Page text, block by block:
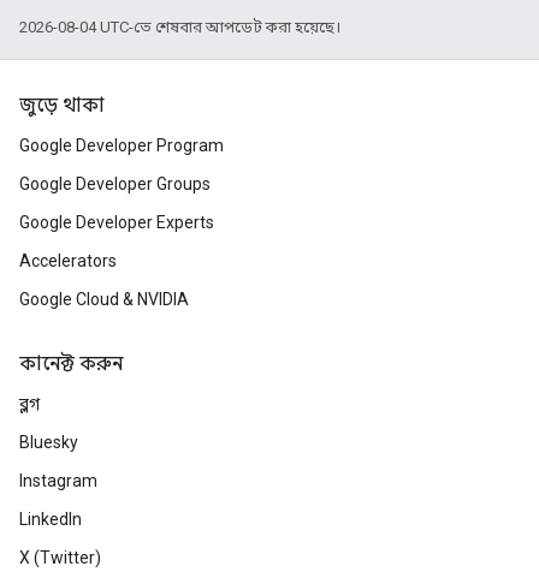
2026-08-04 UTC-তে শেষবার আপডেট করা হয়েছে।
জুড়ে থাকা
Google Developer Program
Google Developer Groups
Google Developer Experts
Accelerators
Google Cloud & NVIDIA
কানেক্ট করুন
ব্লগ
Bluesky
Instagram
LinkedIn
X (Twitter)